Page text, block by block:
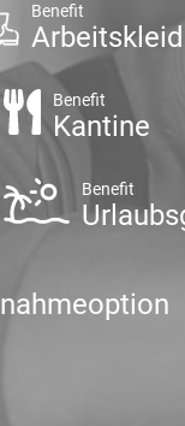
Benefit
Benefit
Kantine
Benefit